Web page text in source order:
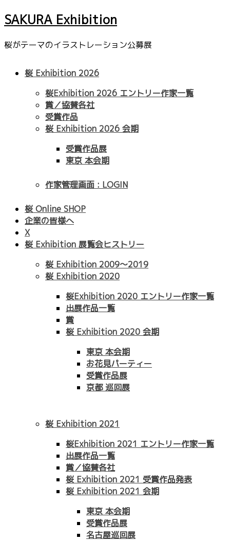
SAKURA Exhibition
桜がテーマのイラストレーション公募展
桜 Exhibition 2026
桜Exhibition 2026 エントリー作家一覧
賞／協賛各社
受賞作品
桜 Exhibition 2026 会期
受賞作品展
東京 本会期
作家管理画面 : LOGIN
桜 Online SHOP
企業の皆様へ
X
桜 Exhibition 展覧会ヒストリー
桜 Exhibition 2009〜2019
桜 Exhibition 2020
桜Exhibition 2020 エントリー作家一覧
出展作品一覧
賞
桜 Exhibition 2020 会期
東京 本会期
お花見パーティー
受賞作品展
京都 巡回展
桜 Exhibition 2021
桜Exhibition 2021 エントリー作家一覧
出展作品一覧
賞／協賛各社
桜 Exhibition 2021 受賞作品発表
桜 Exhibition 2021 会期
東京 本会期
受賞作品展
名古屋巡回展